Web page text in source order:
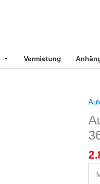
Vermietung
kg